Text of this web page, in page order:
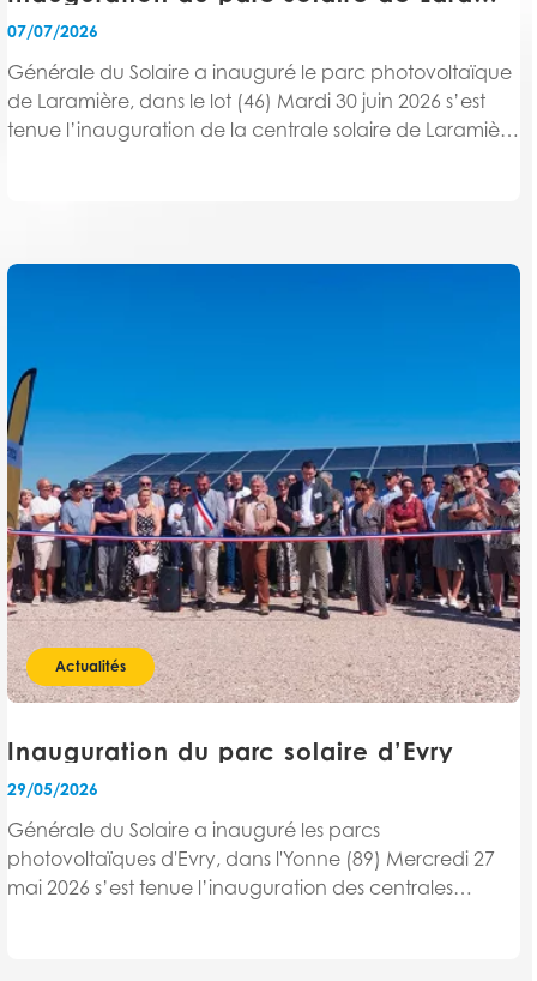
07/07/2026
Générale du Solaire a inauguré le parc photovoltaïque
de Laramière, dans le lot (46) Mardi 30 juin 2026 s’est
tenue l’inauguration de la centrale solaire de Laramière
Actualités
Inauguration du parc solaire d’Evry
29/05/2026
Générale du Solaire a inauguré les parcs
photovoltaïques d'Evry, dans l'Yonne (89) Mercredi 27
mai 2026 s’est tenue l’inauguration des centrales